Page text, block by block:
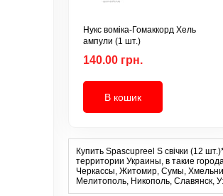
Нукс воміка-Гомаккорд Хель
ампули (1 шт.)
140.00 грн.
В кошик
Купить Spascupreel S свічки (12
территории Украины, в такие
Черкассы, Житомир, Сумы,
Мелитополь, Никополь, Славянск,